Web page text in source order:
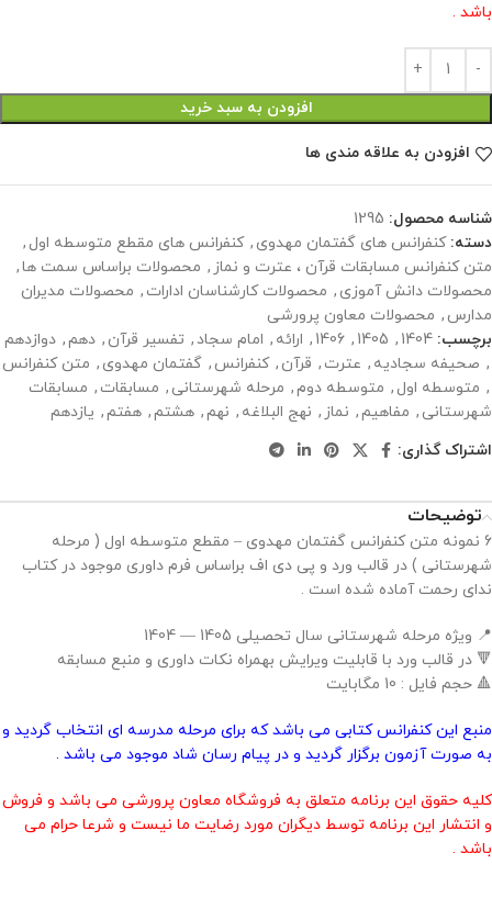
باشد .
افزودن به سبد خرید
افزودن به علاقه مندی ها
شناسه محصول: 1295
دسته: کنفرانس های گفتمان مهدوی , کنفرانس های مقطع متوسطه اول ,
متن کنفرانس مسابقات قرآن ، عترت و نماز , محصولات براساس سمت ها,
محصولات دانش آموزی , محصولات کارشناسان ادارات , محصولات مدیران
مدارس , محصولات معاون پرورشی
برچسب: 1404
,
1405
,
1406
, ارائه , امام سجاد , تفسیر قرآن , دهم, دوازدهم
, صحیفه سجادیه , عترت , قرآن , کنفرانس , گفتمان مهدوی , متن کنفرانس
, متوسطه اول , متوسطه دوم, مرحله شهرستانی , مسابقات , مسابقات
شهرستانی , مفاهیم, نماز , نهج البلاغه , نهم, هشتم, هفتم, یازدهم
اشتراک گذاری:
توضیحات
6 نمونه متن کنفرانس گفتمان مهدوی – مقطع متوسطه اول ( مرحله
شهرستانی ) در قالب ورد و پی دی اف براساس فرم داوری موجود در کتاب
ندای رحمت آماده شده است .
📍 ویژه مرحله شهرستانی سال تحصیلی 1405 — 1404
🔻 در قالب ورد با قابلیت ویرایش بهمراه نکات داوری و منبع مسابقه
🔺 حجم فایل : 10 مگابایت
منبع این کنفرانس کتابی می باشد که برای مرحله مدرسه ای انتخاب گردید و
به صورت آزمون برگزار گردید و در پیام رسان شاد موجود می باشد .
کلیه حقوق این برنامه متعلق به فروشگاه معاون پرورشی می باشد و فروش
و انتشار این برنامه توسط دیگران مورد رضایت ما نیست و شرعا حرام می
باشد .